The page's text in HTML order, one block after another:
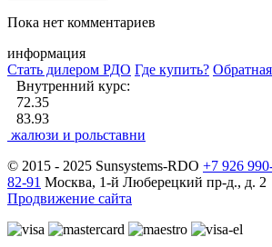
Пока нет комментариев
информация
Стать дилером РДО Где купить?
Внутренний курс:
72.35
83.93
жалюзи и рольставни
© 2015 - 2025 Sunsystems-RDO +7 926
82-91 Москва, 1-й Люберецкий пр-д., д. 2
Продвижение сайта